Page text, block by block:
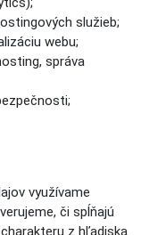
služieb;
webu;
správa
využívame
či spĺňajú
z hľadiska